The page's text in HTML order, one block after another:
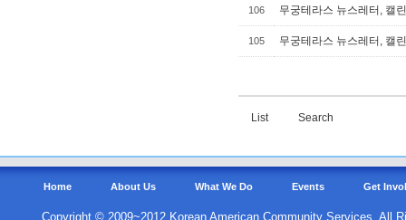
106 무궁테라스 뉴스레터, 캘
105 무궁테라스 뉴스레터, 캘
List Search
Home About Us What We Do Events Get
Copyright © 2009~2012 Korean American Community Services. All